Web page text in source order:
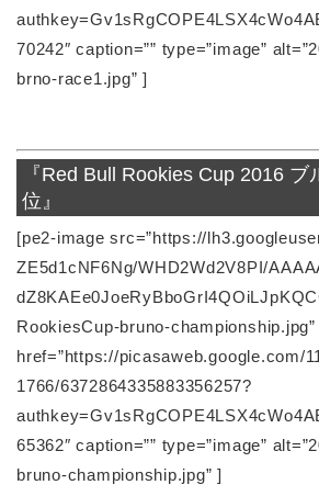
70242″ caption=”” type=”image”
brno-race1.jpg” ]
『Red Bull Rookies Cup 2016 ブ
位』
[pe2-image src=”https://
ZE5d1cNF6Ng/WHD2Wd2V8PI/
RookiesCup-bruno-championship.jpg”
href=”https://picasaweb.google.com/
1766/6372864335883356257?
65362″ caption=”” type=”image”
bruno-championship.jpg” ]